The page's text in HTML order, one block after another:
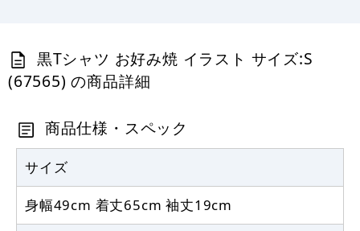
黒Tシャツ お好み焼 イラスト サイズ:S
(67565) の商品詳細
商品仕様・スペック
サイズ
身幅49cm 着丈65cm 袖丈19cm